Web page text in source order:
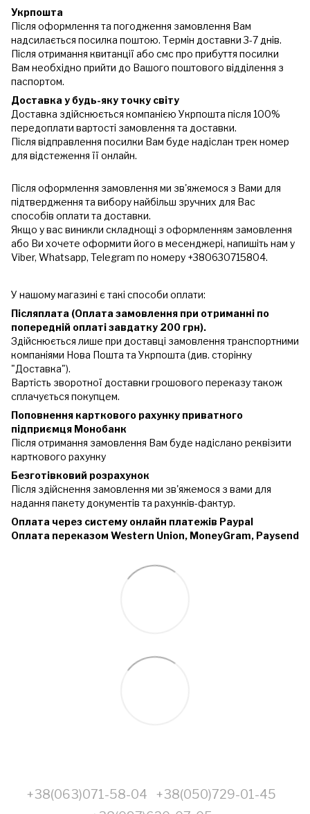
Укрпошта
Після оформлення та погодження замовлення Вам
надсилається посилка поштою. Термін доставки 3-7 днів.
Після отримання квитанції або смс про прибуття посилки
Вам необхідно прийти до Вашого поштового відділення з
паспортом.
Доставка у будь-яку точку світу
Доставка здійснюється компанією Укрпошта після 100%
передоплати вартості замовлення та доставки.
Після відправлення посилки Вам буде надіслан трек номер
для відстеження її онлайн.
Після оформлення замовлення ми зв'яжемося з Вами для
підтвердження та вибору найбільш зручних для Вас
способів оплати та доставки.
Якщо у вас виникли складнощі з оформленням замовлення
або Ви хочете оформити його в месенджері, напишіть нам у
Viber, Whatsapp, Telegram по номеру +380630715804.
У нашому магазині є такі способи оплати:
Післяплата (Оплата замовлення при отриманні по
попередній оплаті завдатку 200 грн).
Здійснюється лише при доставці замовлення транспортними
компаніями Нова Пошта та Укрпошта (див. сторінку
"Доставка").
Вартість зворотної доставки грошового переказу також
сплачується покупцем.
Поповнення карткового рахунку приватного
підприємця Монобанк
Після отримання замовлення Вам буде надіслано реквізити
карткового рахунку
Безготівковий розрахунок
Після здійснення замовлення ми зв'яжемося з вами для
надання пакету документів та рахунків-фактур.
Оплата через систему онлайн платежів Paypal
Оплата переказом Western Union, MoneyGram, Paysend
+38(063)071-58-04
+38(050)729-01-45